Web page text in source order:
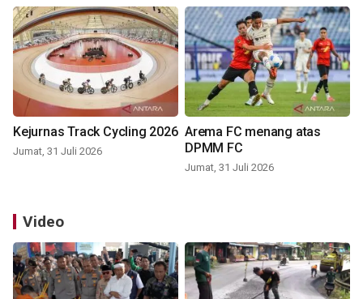
Kejurnas Track Cycling 2026
Jumat, 31 Juli 2026
Arema FC menang atas
DPMM FC
Jumat, 31 Juli 2026
Video